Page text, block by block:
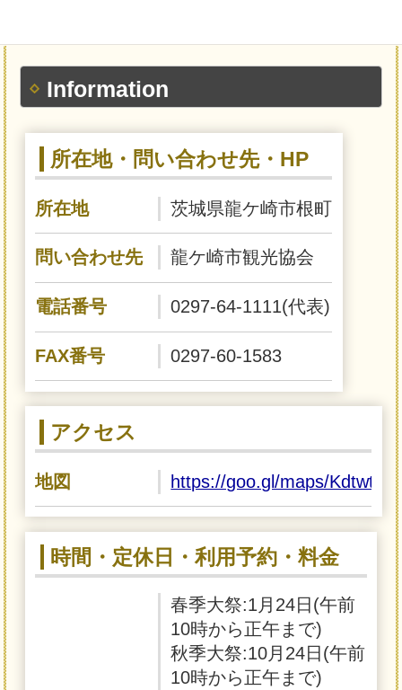
Information
所在地・問い合わせ先・HP
所在地 茨城県龍ケ崎市根町
問い合わせ先 龍ケ崎市観光協会
電話番号 0297-64-1111(代表)
FAX番号 0297-60-1583
アクセス
地図 https://goo.gl/maps/
時間・定休日・利用予約・料金
春季大祭:1月24日(午前
10時から正午まで)
秋季大祭:10月24日(午前
10時から正午まで)